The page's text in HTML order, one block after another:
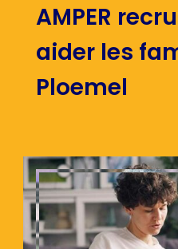
AMPER
aider les
Ploemel